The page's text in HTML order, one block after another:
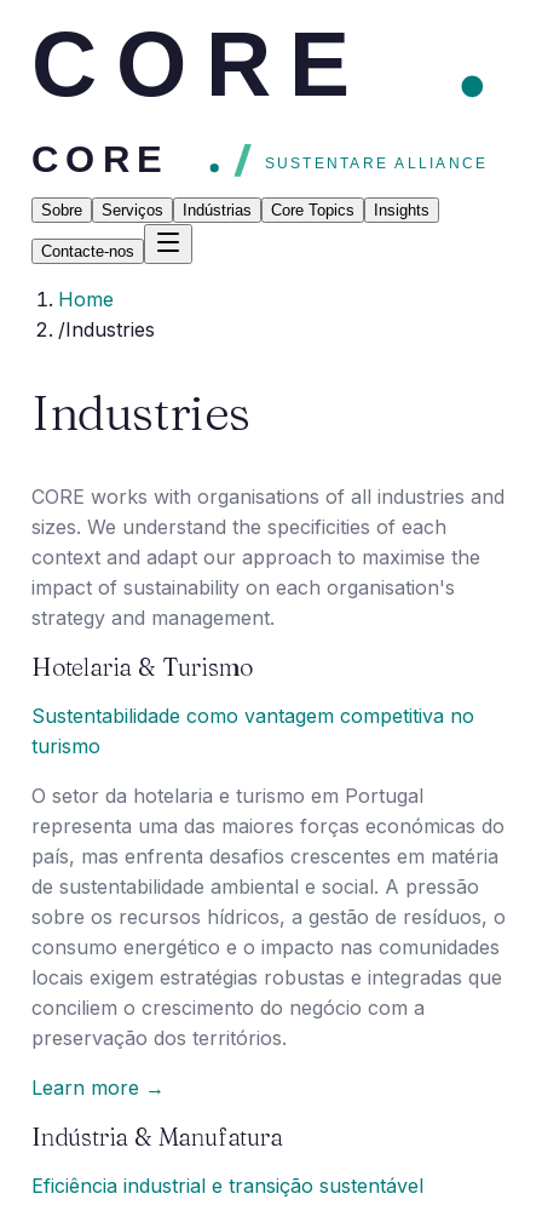
CORE
CORE SUSTENTARE ALLIANCE
Sobre Serviços Indústrias Core Topics Insights
Contacte-nos
Home
/Industries
Industries
CORE works with organisations of all industries and
sizes. We understand the specificities of each
context and adapt our approach to maximise the
impact of sustainability on each organisation's
strategy and management.
Hotelaria & Turismo
Sustentabilidade como vantagem competitiva no
turismo
O setor da hotelaria e turismo em Portugal
representa uma das maiores forças económicas do
país, mas enfrenta desafios crescentes em matéria
de sustentabilidade ambiental e social. A pressão
sobre os recursos hídricos, a gestão de resíduos, o
consumo energético e o impacto nas comunidades
locais exigem estratégias robustas e integradas que
conciliem o crescimento do negócio com a
preservação dos territórios.
Learn more →
Indústria & Manufatura
Eficiência industrial e transição sustentável